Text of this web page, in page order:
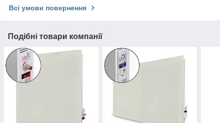
Всі умови повернення
Подібні товари компанії